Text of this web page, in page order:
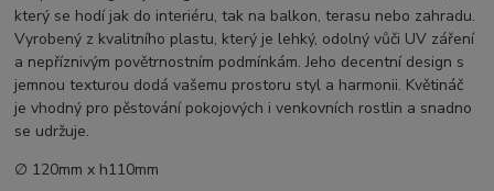
který se hodí jak do interiéru, tak na balkon, terasu nebo zahradu.
Vyrobený z kvalitního plastu, který je lehký, odolný vůči UV záření
a nepříznivým povětrnostním podmínkám. Jeho decentní design s
jemnou texturou dodá vašemu prostoru styl a harmonii. Květináč
je vhodný pro pěstování pokojových i venkovních rostlin a snadno
se udržuje.
∅ 120mm x h110mm